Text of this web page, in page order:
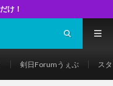
剣日Forumうぇぶ ス